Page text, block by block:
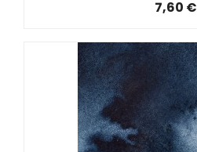
7,60 €